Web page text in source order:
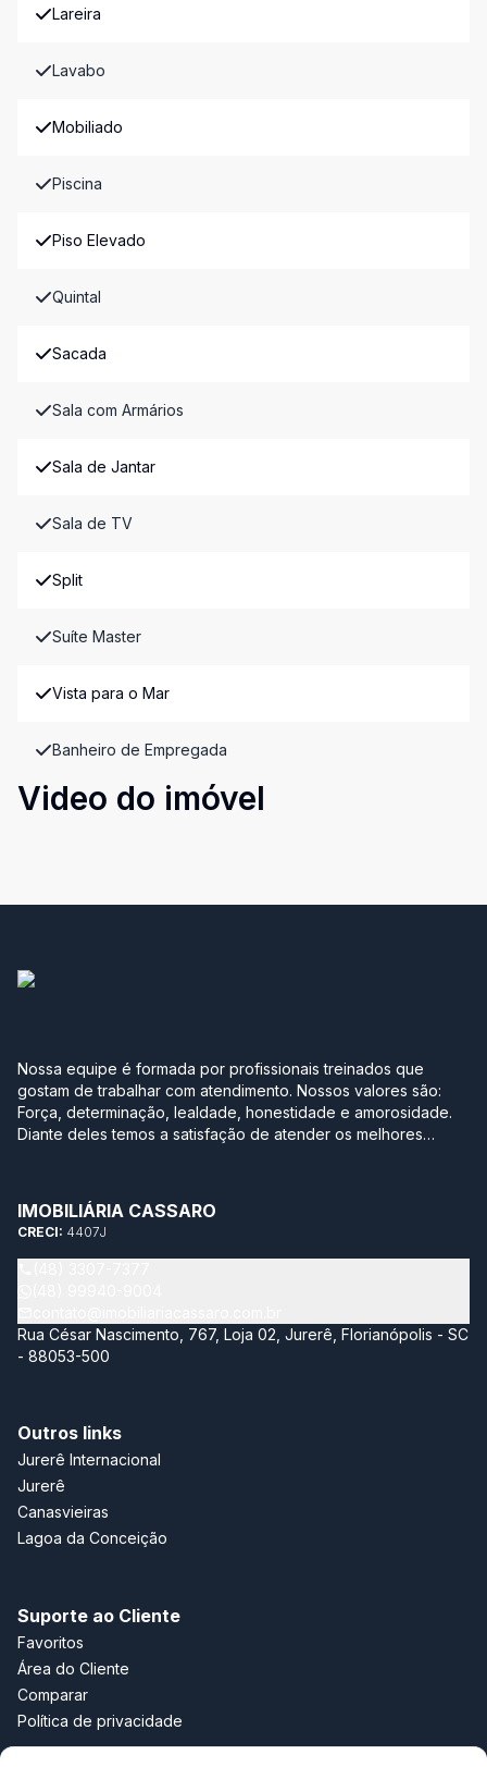
Lareira
Lavabo
Mobiliado
Piscina
Piso Elevado
Quintal
Sacada
Sala com Armários
Sala de Jantar
Sala de TV
Split
Suíte Master
Vista para o Mar
Banheiro de Empregada
Video do imóvel
Nossa equipe é formada por profissionais treinados que
gostam de trabalhar com atendimento. Nossos valores são:
Força, determinação, lealdade, honestidade e amorosidade.
Diante deles temos a satisfação de atender os melhores
pensando no conforto de uma casa. Sabe aquela que você
degusta de um bom café moído na hora, serve uma bebida
gelada para os amigos e sempre tem um bolinho para o café
da tarde? Essa é a nossa empresa. Aqui você se sente em
futuro de prestígio. Juntos faremos história!
IMOBILIÁRIA CASSARO
CRECI: 4407J
Rua César Nascimento, 767, Loja 02, Jurerê, Florianópolis - SC
- 88053-500
Outros links
Jurerê Internacional
Jurerê
Canasvieiras
Lagoa da Conceição
Suporte ao Cliente
Favoritos
Área do Cliente
Comparar
Política de privacidade